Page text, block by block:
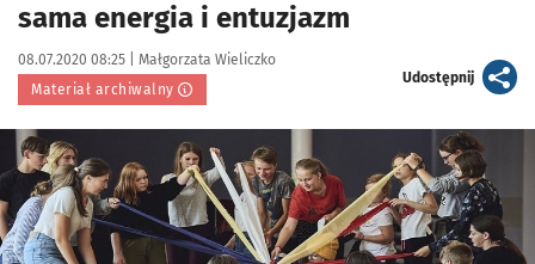
sama energia i entuzjazm
Data publikacji:
08.07.2020 08:25 | Autor:
Małgorzata Wieliczko
Materiał archiwalny
Udostępnijartykuł
Kliknij, aby powiększyć